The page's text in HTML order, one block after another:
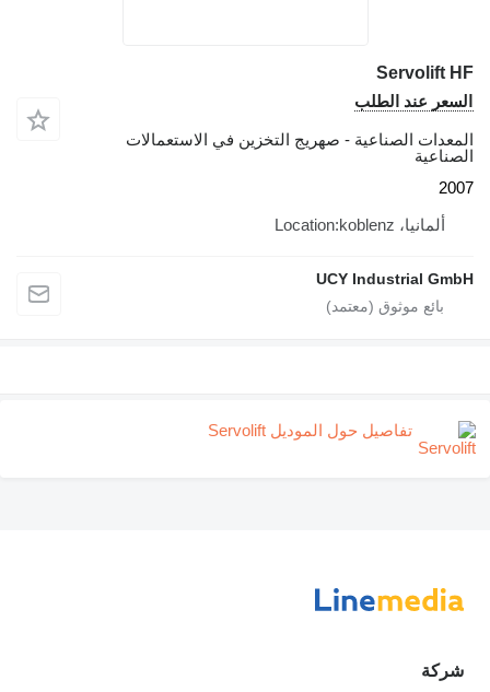
Servolift
عند الطلب
الصناعية - صهريج التخزين في الاستعمالات
ألمانيا، Location:koblenz
UCY Industrial
تفاصيل حول الموديل Servolift